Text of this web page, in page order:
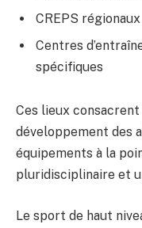
CREPS régionaux
Centres
spécifiques
Ces lieux
développement des
équipements à la
pluridisciplinaire et
Le sport de haut